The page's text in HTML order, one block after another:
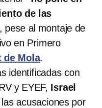
de las
al montaje de
en Primero
de Mola.
identificadas con
y EYEF, Israel
acusaciones por